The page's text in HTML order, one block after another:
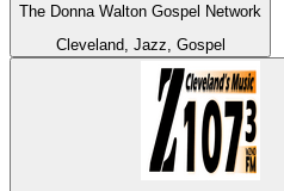
The Donna Walton Gospel Network
Cleveland, Jazz, Gospel